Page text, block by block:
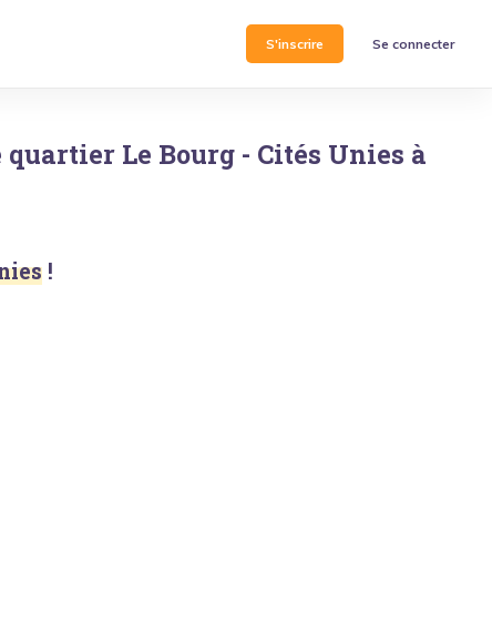
S'inscrire Se connecter
quartier Le Bourg - Cités Unies à
!